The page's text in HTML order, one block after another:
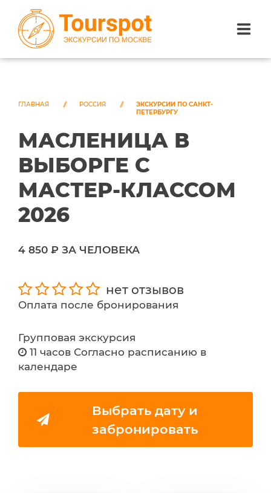
ЭКСКУРСИИ ПО МОСКВЕ
ЭКСКУРСИИ ПО СОЧИ
О НАС
ГЛАВНАЯ РОССИЯ
ЭКСКУРСИИ ПО САНКТ-
ПЕТЕРБУРГУ
МАСЛЕНИЦА В
ВЫБОРГЕ С
МАСТЕР-КЛАССОМ
2026
4 850 ₽ ЗА ЧЕЛОВЕКА
нет отзывов
Оплата после бронирования
Групповая экскурсия
11 часов Согласно расписанию в
календаре
Выбрать дату и
забронировать